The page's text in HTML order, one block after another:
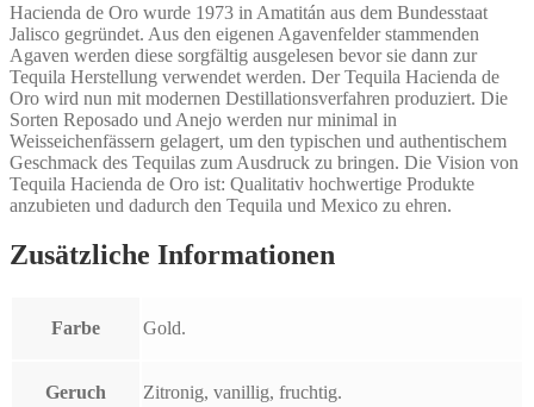
Hacienda de Oro wurde 1973 in Amatitán aus dem Bundesstaat
Jalisco gegründet. Aus den eigenen Agavenfelder stammenden
Agaven werden diese sorgfältig ausgelesen bevor sie dann zur
Tequila Herstellung verwendet werden. Der Tequila Hacienda de
Oro wird nun mit modernen Destillationsverfahren produziert. Die
Sorten Reposado und Anejo werden nur minimal in
Weisseichenfässern gelagert, um den typischen und authentischem
Geschmack des Tequilas zum Ausdruck zu bringen. Die Vision von
Tequila Hacienda de Oro ist: Qualitativ hochwertige Produkte
anzubieten und dadurch den Tequila und Mexico zu ehren.
Zusätzliche Informationen
Farbe Gold.
Geruch Zitronig, vanillig, fruchtig.